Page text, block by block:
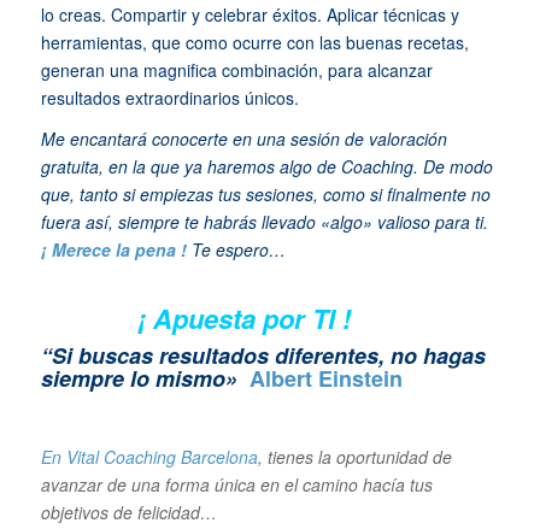
lo creas. Compartir y celebrar éxitos. Aplicar técnicas y
herramientas, que como ocurre con las buenas recetas,
generan una magnifica combinación, para alcanzar
resultados extraordinarios únicos.
Me encantará conocerte en una sesión de valoración
gratuita, en la que ya haremos algo de Coaching. De modo
que, tanto si empiezas tus sesiones, como si finalmente no
fuera así, siempre te habrás llevado «algo» valioso para ti.
¡ Merece la pena ! Te espero…
¡ Apuesta por TI !
“Si buscas resultados diferentes, no hagas
siempre lo mismo» Albert Einstein
En Vital Coaching Barcelona, tienes la oportunidad de
avanzar de una forma única en el camino hacía tus
objetivos de felicidad…